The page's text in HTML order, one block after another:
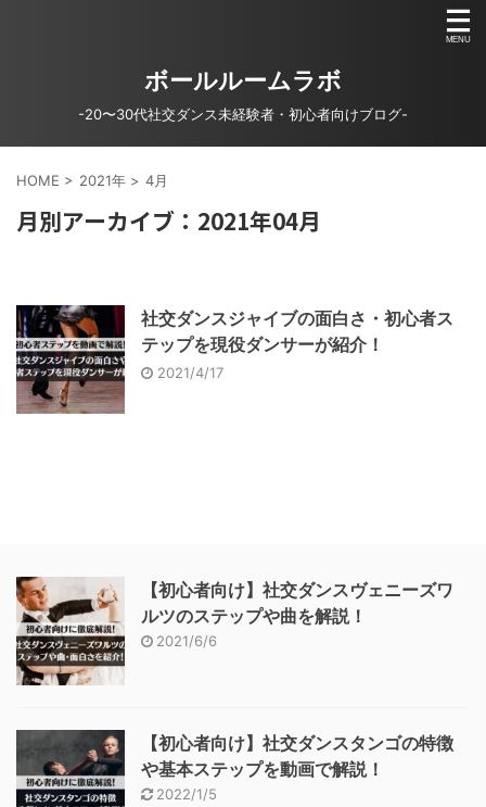
ボールルームラボ
-20〜30代社交ダンス未経験者・初心者向けブログ-
HOME > 2021年 > 4月
月別アーカイブ：2021年04月
社交ダンスジャイブの面白さ・初心者ス
テップを現役ダンサーが紹介！
2021/4/17
【初心者向け】社交ダンスヴェニーズワ
ルツのステップや曲を解説！
2021/6/6
【初心者向け】社交ダンスタンゴの特徴
や基本ステップを動画で解説！
2022/1/5